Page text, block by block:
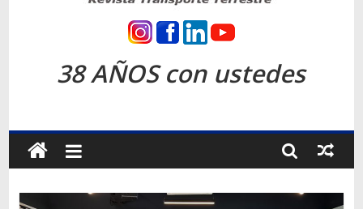
Revista
Transporte
Terrestre
Autos,
38 AÑOS con ustedes